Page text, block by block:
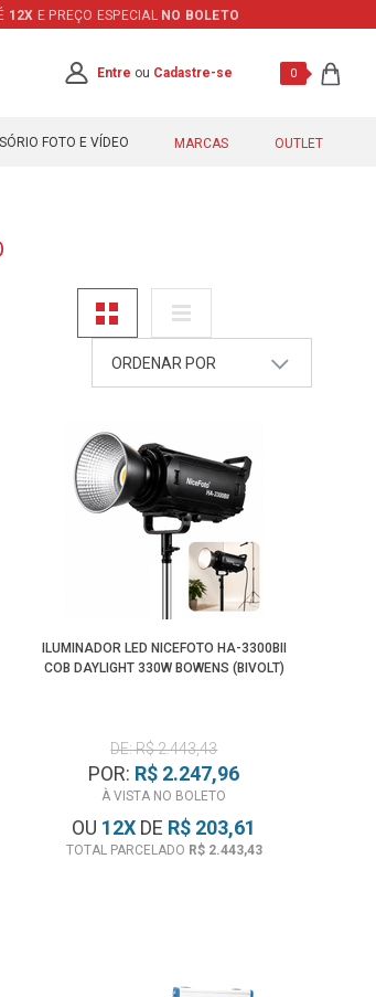
12X E PREÇO ESPECIAL NO BOLETO
Entre ou Cadastre-se 0
FOTO E VÍDEO MARCAS OUTLET
ORDENAR POR
Mais Vendidos
Maior Preço
Menor Preço
ILUMINADOR LED NICEFOTO HA-3300BII
COB DAYLIGHT 330W BOWENS (BIVOLT)
DE: R$ 2.443,43
POR: R$ 2.247,96
À VISTA NO BOLETO
OU 12X DE R$ 203,61
TOTAL PARCELADO R$ 2.443,43